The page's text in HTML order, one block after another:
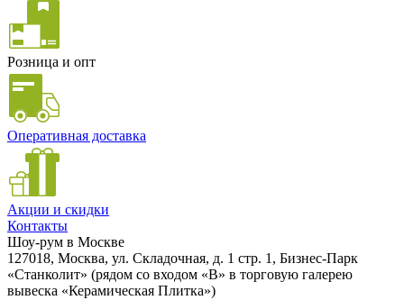
Розница и опт
Оперативная доставка
Акции и скидки
Контакты
Шоу-рум в Москве
127018, Москва, ул. Складочная, д. 1 стр. 1, Бизнес-Парк
«Станколит» (рядом со входом «B» в торговую галерею
вывеска «Керамическая Плитка»)